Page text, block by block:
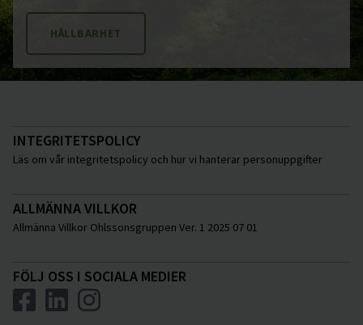
HÅLLBARHET
INTEGRITETSPOLICY
Läs om vår integritetspolicy och hur vi hanterar personuppgifter
ALLMÄNNA VILLKOR
Allmänna Villkor Ohlssonsgruppen Ver. 1 2025 07 01
FÖLJ OSS I SOCIALA MEDIER